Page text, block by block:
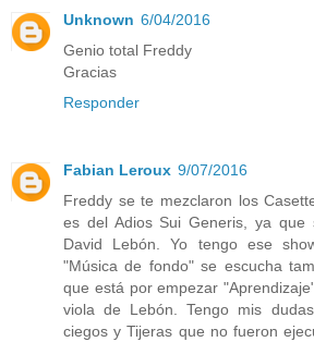
Unknown 6/04/2016
Genio total Freddy
Gracias
Responder
Fabian Leroux 9/07/2016
Freddy se te mezclaron los
es del Adios Sui Generis, ya que
David Lebón. Yo tengo ese
"Música de fondo" se escucha
que está por empezar
viola de Lebón. Tengo mis
ciegos y Tijeras que no fueron